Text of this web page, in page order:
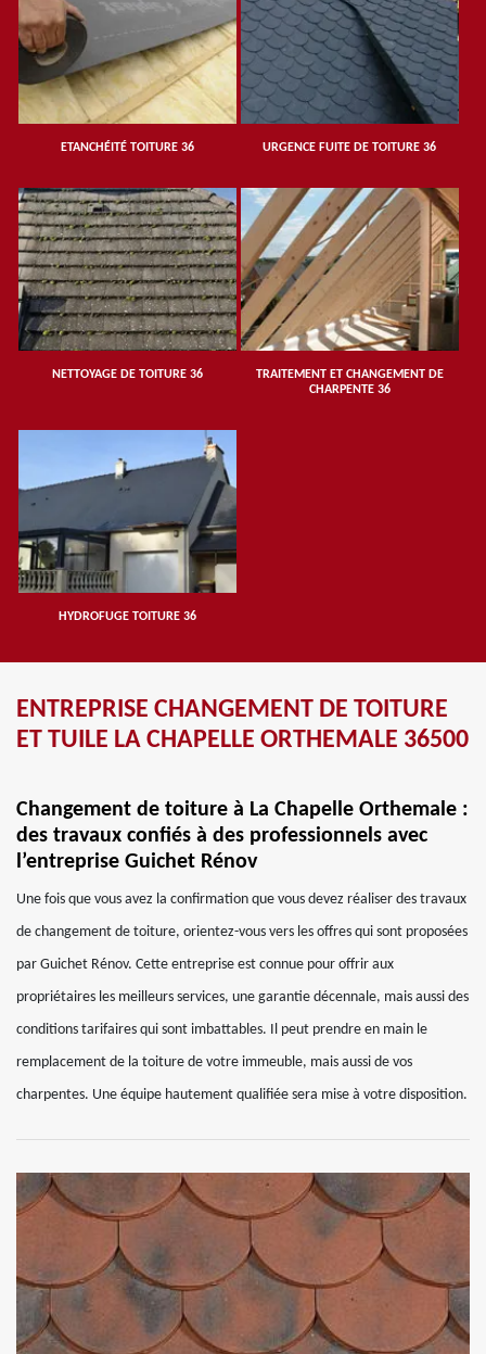
ETANCHÉITÉ TOITURE 36 URGENCE FUITE DE TOITURE 36
NETTOYAGE DE TOITURE 36
TRAITEMENT ET CHANGEMENT DE
CHARPENTE 36
HYDROFUGE TOITURE 36
ENTREPRISE CHANGEMENT DE TOITURE
ET TUILE LA CHAPELLE ORTHEMALE 36500
Changement de toiture à La Chapelle Orthemale :
des travaux confiés à des professionnels avec
l’entreprise Guichet Rénov
Une fois que vous avez la confirmation que vous devez réaliser des travaux
de changement de toiture, orientez-vous vers les offres qui sont proposées
par Guichet Rénov. Cette entreprise est connue pour offrir aux
propriétaires les meilleurs services, une garantie décennale, mais aussi des
conditions tarifaires qui sont imbattables. Il peut prendre en main le
remplacement de la toiture de votre immeuble, mais aussi de vos
charpentes. Une équipe hautement qualifiée sera mise à votre disposition.